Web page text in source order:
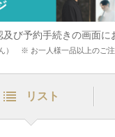
び予約手続きの画面に
） ※ お一人様一品以上のご
リスト